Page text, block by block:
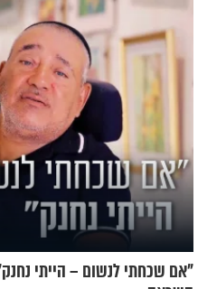
כייפי מספר 1
"אם שכחתי לנשום – הייתי